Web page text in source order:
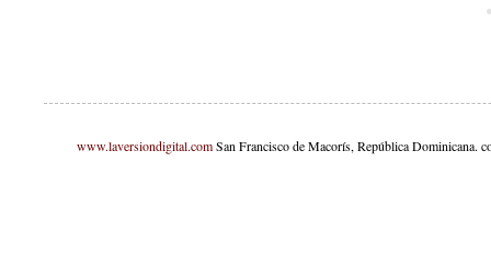
www.laversiondigital.comSan Francisco de Macorís, República Dominicana.